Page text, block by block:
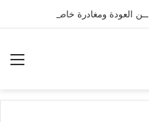
ــن العودة ومغادرة خاصة لبرامج الاستشفاء والتأهيل